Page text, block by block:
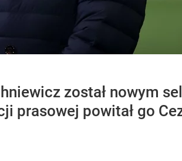
został nowym
prasowej powitał go